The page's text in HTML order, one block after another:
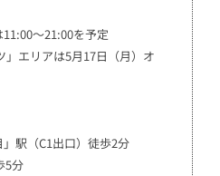
～21:00を予定
エリアは5月17日（月）オ
駅（C1出口）徒歩2分
5分